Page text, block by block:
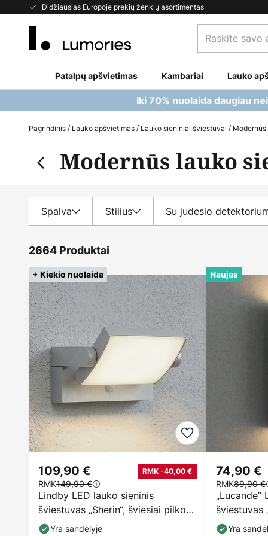
Didžiausias Europoje prekių ženklų asortimentas
Skip
savo
Patalpų apšvietimas Kambariai Lauko
Iki 70% nuolaida daugiau
Pagrindinis Lauko apšvietimas Lauko sieniniai šviestuvai
Modernūs lauko
Spalva Stilius Su judesio
2664 Produktai
+ Kiekio nuolaida
Lindby LED lauko sieninis
šviestuvas „Sherin“, šviesiai pilkos
spalvos,
109,90 € RMK -40,00 €
RMK149,90 €
Yra sandėlyje
Naujas
„Lucande“
šviestuvas
spalvos,
74,90 €
RMK89,90 €
Yra